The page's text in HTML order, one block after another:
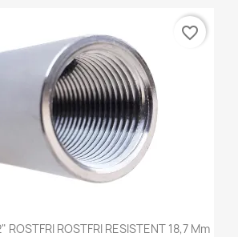
ROSTFRI ROSTFRI RESISTENT 18,7 Mm
favorite_border